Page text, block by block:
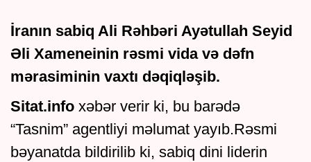
İranın sabiq Ali Rəhbəri Ayətullah Seyid
Əli Xameneinin rəsmi vida və dəfn
mərasiminin vaxtı dəqiqləşib.
Sitat.info xəbər verir ki, bu barədə
“Tasnim” agentliyi məlumat yayıb.Rəsmi
bəyanatda bildirilib ki, sabiq dini liderin